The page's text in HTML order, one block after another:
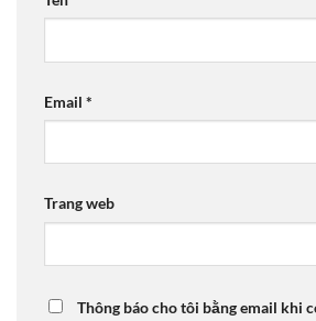
Email *
Trang web
Thông báo cho tôi bằng email khi